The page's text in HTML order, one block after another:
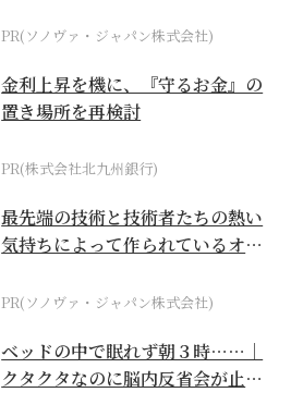
PR(ソノヴァ・ジャパン株式会社)
金利上昇を機に、『守るお金』の
置き場所を再検討
PR(株式会社北九州銀行)
最先端の技術と技術者たちの熱い
気持ちによって作られているオー
PR(ソノヴァ・ジャパン株式会社)
ベッドの中で眠れず朝３時……｜
クタクタなのに脳内反省会が止ま